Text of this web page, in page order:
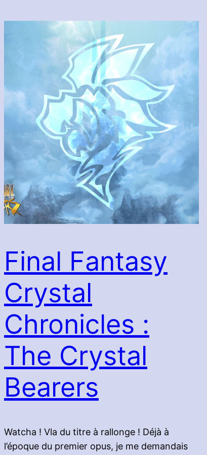
Final Fantasy
Crystal
Chronicles :
The Crystal
Bearers
Watcha ! Vla du titre à rallonge ! Déjà à
l’époque du premier opus, je me demandais